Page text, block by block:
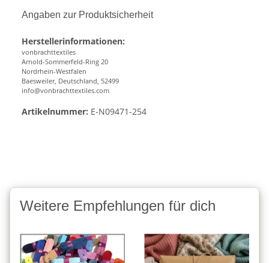
Angaben zur Produktsicherheit
Herstellerinformationen:
vonbrachttextiles
Arnold-Sommerfeld-Ring 20
Nordrhein-Westfalen
Baesweiler, Deutschland, 52499
info@vonbrachttextiles.com
Artikelnummer: E-N09471-254
Weitere Empfehlungen für dich